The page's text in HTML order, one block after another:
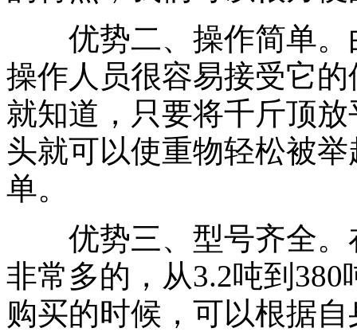
优势二、操作简单。
操作人员很容易接受它
就知道，只要将千斤顶
头就可以使重物轻松被
单。
优势三、型号齐全。
非常多的，从3.2吨到
购买的时候，可以根据